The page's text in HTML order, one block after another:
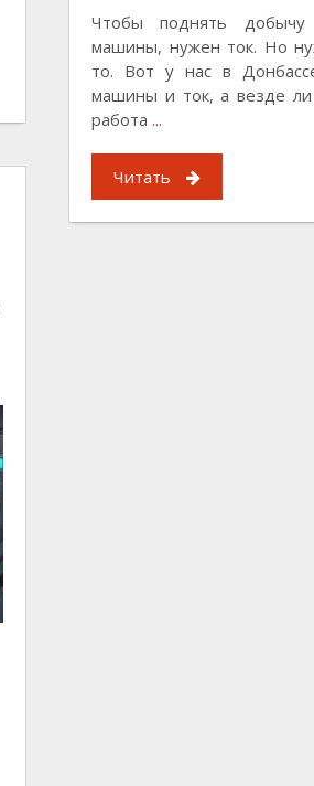
Чтобы поднять
машины, нужен ток. Но
то. Вот у нас в
машины и ток, а везде
работа ...
Читать